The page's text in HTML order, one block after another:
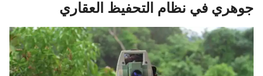
جوهري في نظام التحفيظ العقاري